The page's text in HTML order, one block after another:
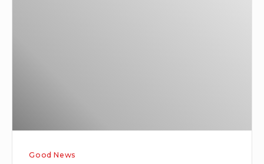
Good News